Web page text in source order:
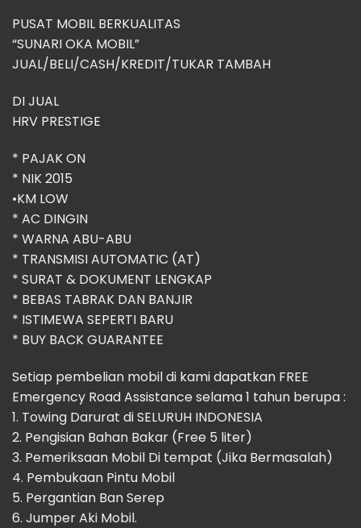
PUSAT MOBIL BERKUALITAS
“SUNARI OKA MOBIL”
JUAL/BELI/CASH/KREDIT/TUKAR TAMBAH
DI JUAL
HRV PRESTIGE
* ⁠PAJAK ON
* ⁠NIK 2015
•KM LOW
* ⁠AC DINGIN
* WARNA ABU-ABU
* TRANSMISI AUTOMATIC (AT)
* SURAT & DOKUMENT LENGKAP
* BEBAS TABRAK DAN BANJIR
* ISTIMEWA SEPERTI BARU
* BUY BACK GUARANTEE
Setiap pembelian mobil di kami dapatkan FREE
Emergency Road Assistance selama 1 tahun berupa :
1. Towing Darurat di SELURUH INDONESIA
2. Pengisian Bahan Bakar (Free 5 liter)
3. Pemeriksaan Mobil Di tempat (Jika Bermasalah)
4. Pembukaan Pintu Mobil
5. Pergantian Ban Serep
6. Jumper Aki Mobil.